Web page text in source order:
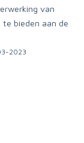
van
bieden aan de
2023